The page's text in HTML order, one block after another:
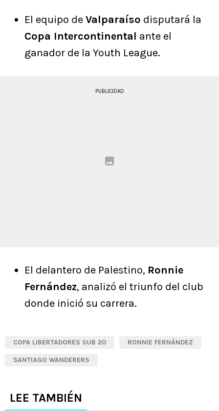
El equipo deValparaíso disputará la
Copa Intercontinental ante el
ganador de la Youth League.
PUBLICIDAD
El delantero de Palestino, Ronnie
Fernández, analizó el triunfo del club
donde inició su carrera.
COPA LIBERTADORES SUB 20 RONNIE FERNÁNDEZ
SANTIAGO WANDERERS
LEE TAMBIÉN